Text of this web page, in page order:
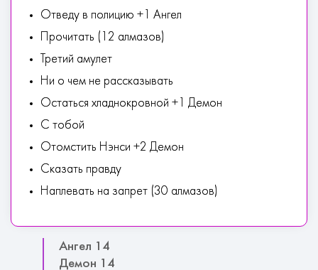
Отведу в полицию +1 Ангел
Прочитать (12 алмазов)
Третий амулет
Ни о чем не рассказывать
Остаться хладнокровной +1 Демон
С тобой
Отомстить Нэнси +2 Демон
Сказать правду
Наплевать на запрет (30 алмазов)
Ангел 14
Демон 14